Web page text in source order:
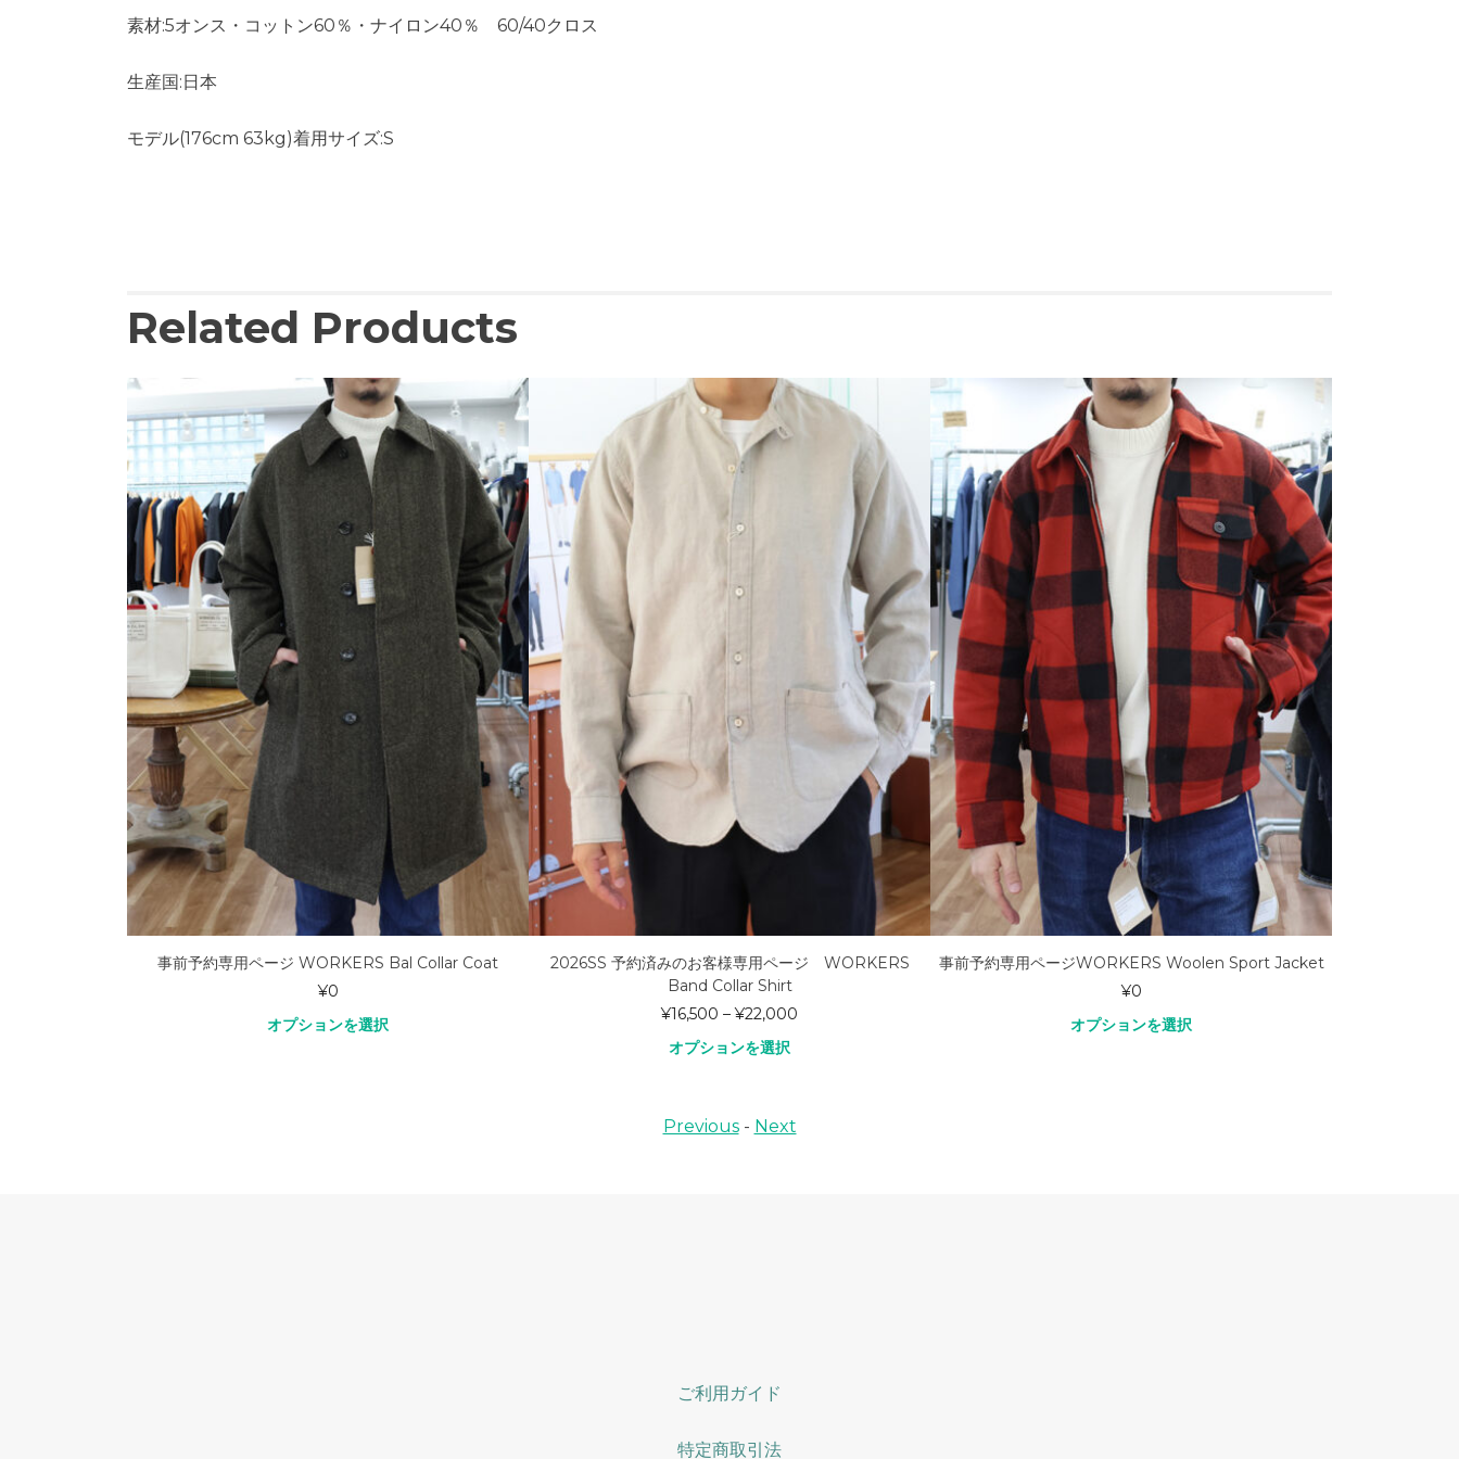
素材:5オンス・コットン60％・ナイロン40％ 60/40クロス
生産国:日本
モデル(176cm 63kg)着用サイズ:S
Related Products
事前予約専用ページ WORKERS Bal Collar Coat
¥0
オプションを選択
2026SS 予約済みのお客様専用ページ WORKERS
Band Collar Shirt
¥16,500 –¥22,000
オプションを選択
事前予約専用ページWORKERS Woolen Sport Jacket
¥0
オプションを選択
Previous- Next
ご利用ガイド
特定商取引法